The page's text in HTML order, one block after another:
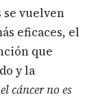
se vuelven
eficaces, el
que
y la
cáncer no es